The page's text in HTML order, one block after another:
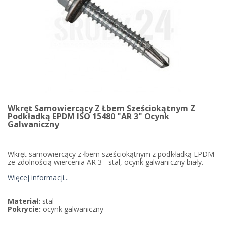
Wkręt Samowiercący Z Łbem Sześciokątnym Z
Podkładką EPDM ISO 15480 "AR 3" Ocynk
Galwaniczny
Wkręt samowiercący z łbem sześciokątnym z podkładką EPDM
ze zdolnością wiercenia AR 3 - stal, ocynk galwaniczny biały.
Więcej informacji...
Materiał: stal
Pokrycie: ocynk galwaniczny